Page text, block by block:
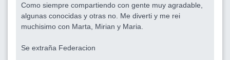
Como siempre compartiendo con gente muy agradable,
algunas conocidas y otras no. Me diverti y me rei
muchisimo con Marta, Mirian y Maria.
Se extraña Federacion